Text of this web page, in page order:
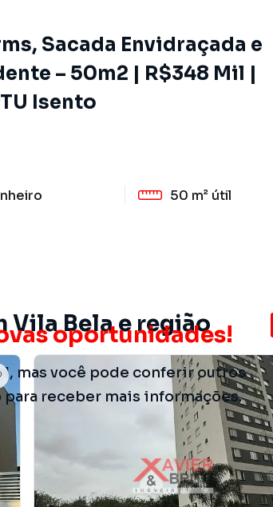
oportunidades!
mas você pode conferir outros
receber mais informações.
Sacada Envidraçada e
– 50m2 | R$348 Mil |
Isento
50 m² útil
Vila Bela e região